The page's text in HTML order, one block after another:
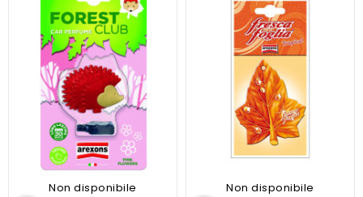
Non disponibile Non disponibile